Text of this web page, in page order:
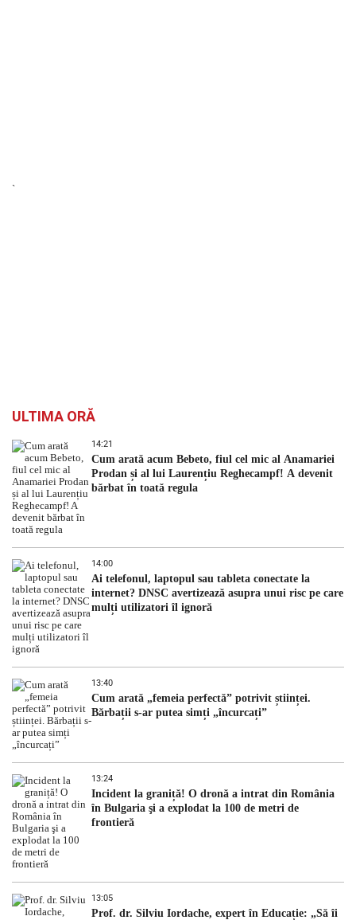
`
ULTIMA ORĂ
14:21
Cum arată acum Bebeto, fiul cel mic al Anamariei
Prodan și al lui Laurențiu Reghecampf! A devenit
bărbat în toată regula
14:00
Ai telefonul, laptopul sau tableta conectate la
internet? DNSC avertizează asupra unui risc pe care
mulți utilizatori îl ignoră
13:40
Cum arată „femeia perfectă” potrivit științei.
Bărbații s-ar putea simți „încurcați”
13:24
Incident la graniță! O dronă a intrat din România
în Bulgaria şi a explodat la 100 de metri de
frontieră
13:05
Prof. dr. Silviu Iordache, expert în Educație: „Să îi